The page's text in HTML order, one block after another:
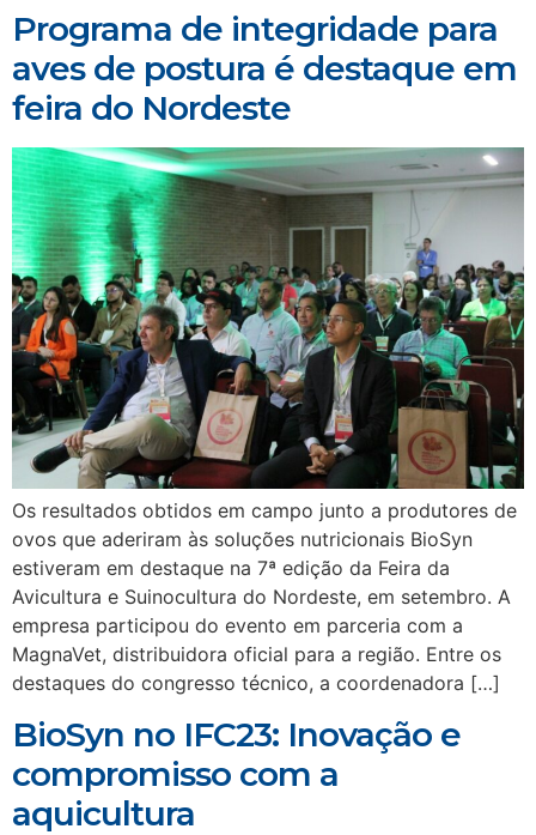
Programa de integridade para
aves de postura é destaque em
feira do Nordeste
Os resultados obtidos em campo junto a produtores de
ovos que aderiram às soluções nutricionais BioSyn
estiveram em destaque na 7ª edição da Feira da
Avicultura e Suinocultura do Nordeste, em setembro. A
empresa participou do evento em parceria com a
MagnaVet, distribuidora oficial para a região. Entre os
destaques do congresso técnico, a coordenadora […]
BioSyn no IFC23: Inovação e
compromisso com a
aquicultura